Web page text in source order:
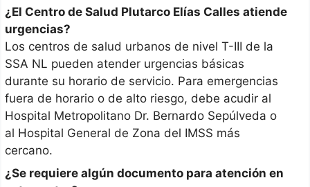
¿El Centro de Salud Plutarco Elías Calles atiende
urgencias?
Los centros de salud urbanos de nivel T-III de la
SSA NL pueden atender urgencias básicas
durante su horario de servicio. Para emergencias
fuera de horario o de alto riesgo, debe acudir al
Hospital Metropolitano Dr. Bernardo Sepúlveda o
al Hospital General de Zona del IMSS más
cercano.
¿Se requiere algún documento para atención en